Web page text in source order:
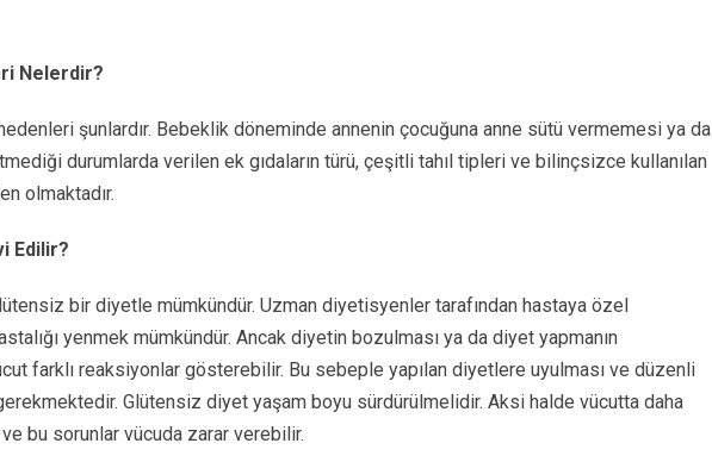
Nelerdir?
şunlardır. Bebeklik döneminde annenin çocuğuna anne sütü vermemesi ya da
durumlarda verilen ek gıdaların türü, çeşitli tahıl tipleri ve bilinçsizce kullanılan
olmaktadır.
Edilir?
bir diyetle mümkündür. Uzman diyetisyenler tarafından hastaya özel
yenmek mümkündür. Ancak diyetin bozulması ya da diyet yapmanın
farklı reaksiyonlar gösterebilir. Bu sebeple yapılan diyetlere uyulması ve düzenli
Glütensiz diyet yaşam boyu sürdürülmelidir. Aksi halde vücutta daha
bu sorunlar vücuda zarar verebilir.